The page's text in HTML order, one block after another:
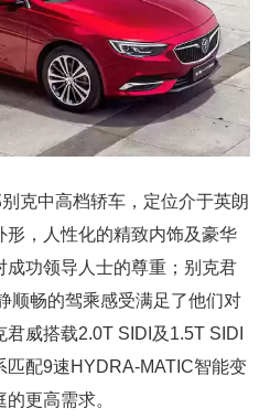
克中高档轿车，定位介于英朗
，人性化的精致内饰及豪华
成功领导人士的尊重；别克君
顺畅的驾乘感受满足了他们对
威搭载2.0T SIDI及1.5T SIDI
匹配9速HYDRA-MATIC智能变
更高需求。